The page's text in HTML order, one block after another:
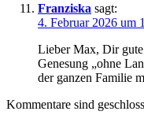
Franziska sagt:
4. Februar 2026 um
Lieber Max, Dir gute
Genesung „ohne
der ganzen Familie
Kommentare sind